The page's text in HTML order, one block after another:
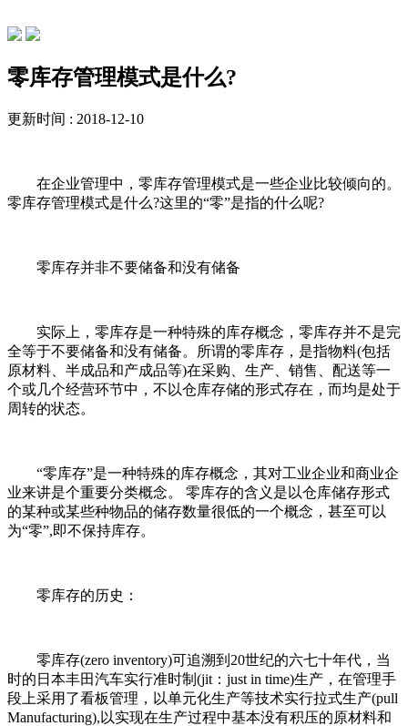
零库存管理模式是什么?
更新时间 : 2018-12-10
在企业管理中，零库存管理模式是一些企业比较倾向的。
零库存管理模式是什么?这里的“零”是指的什么呢?
零库存并非不要储备和没有储备
实际上，零库存是一种特殊的库存概念，零库存并不是完
全等于不要储备和没有储备。所谓的零库存，是指物料(包括
原材料、半成品和产成品等)在采购、生产、销售、配送等一
个或几个经营环节中，不以仓库存储的形式存在，而均是处于
周转的状态。
“零库存”是一种特殊的库存概念，其对工业企业和商业企
业来讲是个重要分类概念。 零库存的含义是以仓库储存形式
的某种或某些种物品的储存数量很低的一个概念，甚至可以
为“零”,即不保持库存。
零库存的历史：
零库存(zero inventory)可追溯到20世纪的六七十年代，当
时的日本丰田汽车实行准时制(jit：just in time)生产，在管理手
段上采用了看板管理，以单元化生产等技术实行拉式生产(pull
Manufacturing),以实现在生产过程中基本没有积压的原材料和